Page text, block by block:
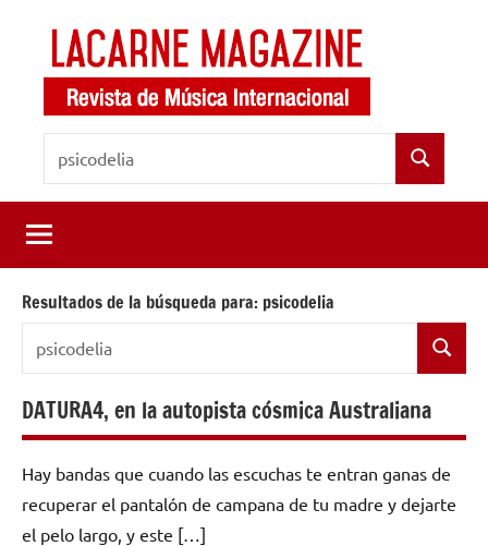
contenido
LaCarne
Magazine
de
música
internacional
Buscar:
Buscar
Resultados de la búsqueda para: psicodelia
Buscar
DATURA4, en la autopista cósmica Australiana
Hay bandas que cuando las escuchas te entran ganas de
recuperar el pantalón de campana de tu madre y dejarte
el pelo largo, y este […]